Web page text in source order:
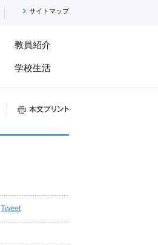
サイトマップ
教員紹介
学校生活
Tweet